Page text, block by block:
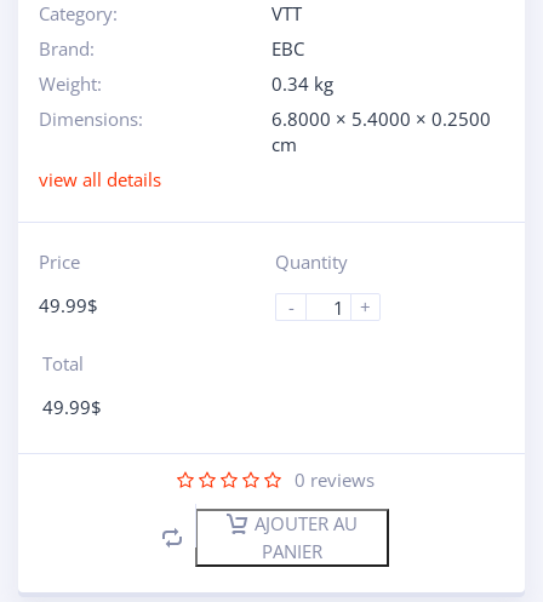
Category:
VTT
Brand:
EBC
Weight:
0.34 kg
Dimensions:
6.8000 × 5.4000 × 0.2500
cm
view all details
Price
49.99$
Quantity
-
+
Total
49.99$
0 reviews
AJOUTER AU
PANIER